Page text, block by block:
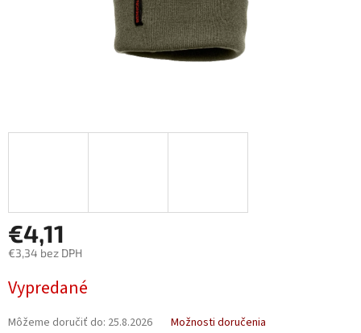
€4,11
€3,34 bez DPH
cena:
Vypredané
Môžeme doručiť do: 25.8.2026
Možnosti doručenia